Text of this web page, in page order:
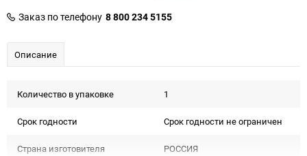
Заказ по телефону 8 800 234 5155
Описание
Количество в упаковке 1
Срок годности Срок годности не ограничен
Страна изготовителя РОССИЯ